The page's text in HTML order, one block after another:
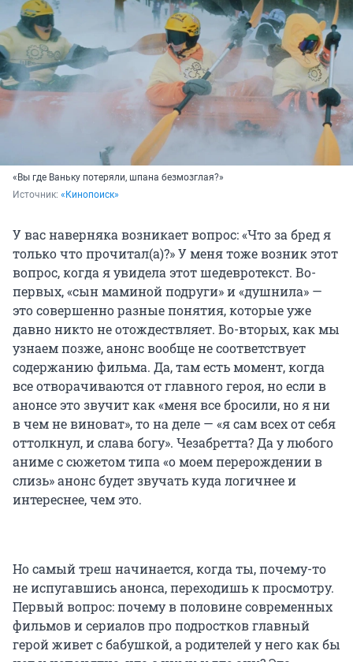
«Вы где Ваньку потеряли, шпана безмозглая?»
Источник: «Кинопоиск»
У вас наверняка возникает вопрос: «Что за бред я
только что прочитал(а)?» У меня тоже возник этот
вопрос, когда я увидела этот шедевротекст. Во-
первых, «сын маминой подруги» и «душнила» —
это совершенно разные понятия, которые уже
давно никто не отождествляет. Во-вторых, как мы
узнаем позже, анонс вообще не соответствует
содержанию фильма. Да, там есть момент, когда
все отворачиваются от главного героя, но если в
анонсе это звучит как «меня все бросили, но я ни
в чем не виноват», то на деле — «я сам всех от себя
оттолкнул, и слава богу». Чезабретта? Да у любого
аниме с сюжетом типа «о моем перерождении в
слизь» анонс будет звучать куда логичнее и
интереснее, чем это.
Но самый треш начинается, когда ты, почему-то
не испугавшись анонса, переходишь к просмотру.
Первый вопрос: почему в половине современных
фильмов и сериалов про подростков главный
герой живет с бабушкой, а родителей у него как бы